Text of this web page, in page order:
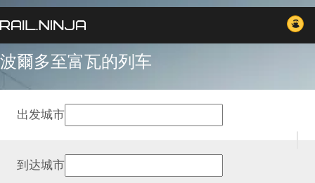
波爾多至富瓦的列车
出发城市
到达城市